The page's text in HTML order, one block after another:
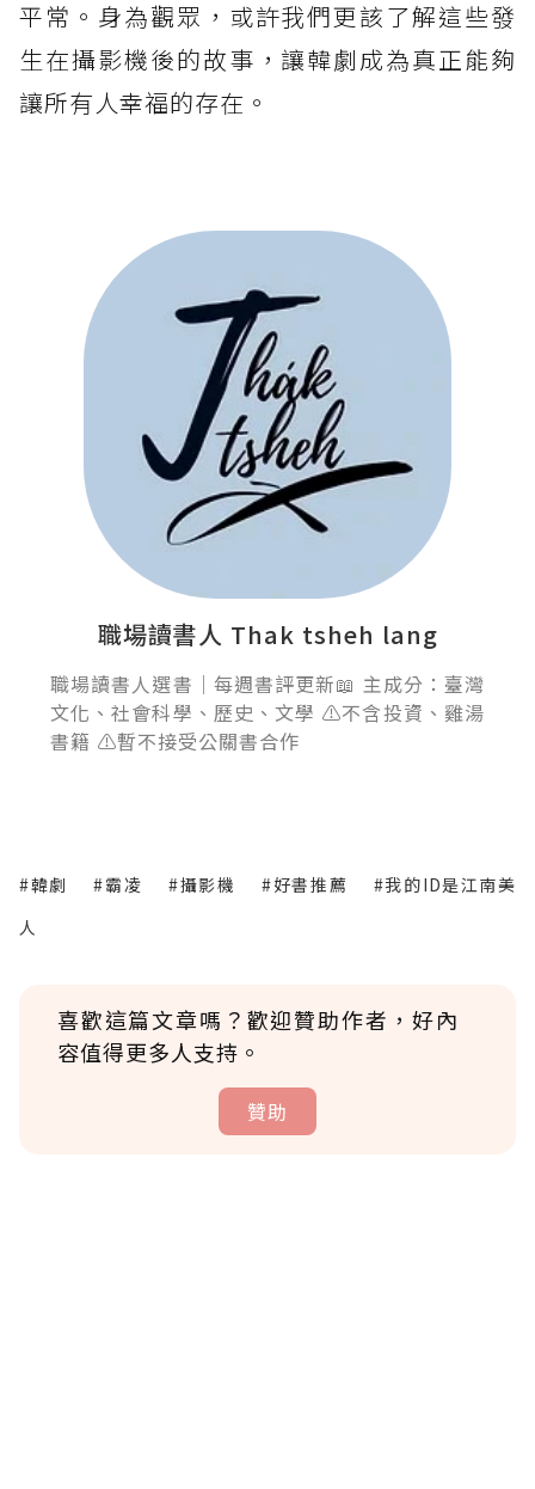
平常。身為觀眾，或許我們更該了解這些發
生在攝影機後的故事，讓韓劇成為真正能夠
讓所有人幸福的存在。
職場讀書人 Thak tsheh lang
職場讀書人選書｜每週書評更新📖 主成分：臺灣
文化、社會科學、歷史、文學 ⚠️不含投資、雞湯
書籍 ⚠️暫不接受公關書合作
#韓劇 #霸凌 #攝影機 #好書推薦
#我的ID是江南美
人
喜歡這篇文章嗎？歡迎贊助作者，好內
容值得更多人支持。
贊助